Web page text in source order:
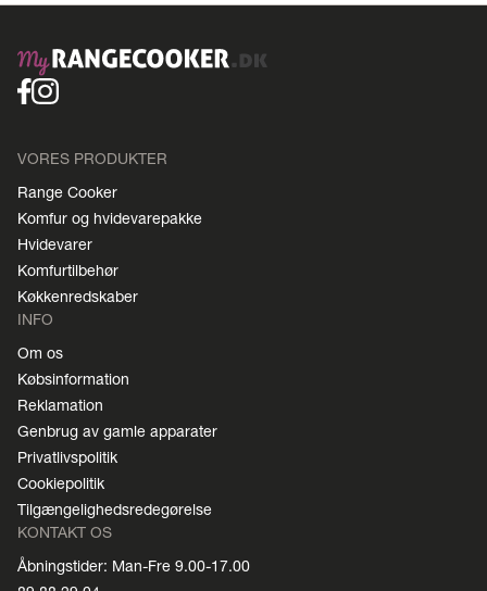
VORES PRODUKTER
Range Cooker
Komfur og hvidevarepakke
Hvidevarer
Komfurtilbehør
Køkkenredskaber
INFO
Om os
Købsinformation
Reklamation
Genbrug av gamle apparater
Privatlivspolitik
Cookiepolitik
Tilgængelighedsredegørelse
KONTAKT OS
Åbningstider: Man-Fre 9.00-17.00